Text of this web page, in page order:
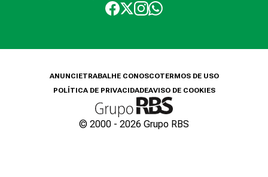
ANUNCIETRABALHE CONOSCOTERMOS DE USO
POLÍTICA DE PRIVACIDADEAVISO DE COOKIES
© 2000 - 2026 Grupo RBS